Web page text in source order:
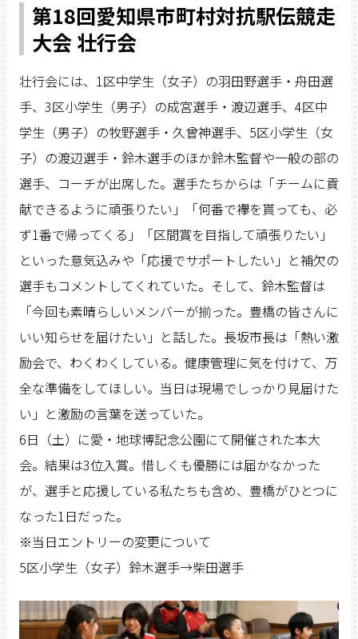
第18回愛知県市町村対抗駅伝競走
大会 壮行会
壮行会には、1区中学生（女子）の羽田野選手・舟田選
手、3区小学生（男子）の成宮選手・渡辺選手、4区中
学生（男子）の牧野選手・久曾神選手、5区小学生（女
子）の渡辺選手・鈴木選手のほか鈴木監督や一般の部の
選手、コーチが出席した。選手たちからは「チームに貢
献できるように頑張りたい」「何番で襷を貰っても、必
ず1番で帰ってくる」「区間賞を目指して頑張りたい」
といった意気込みや「応援でサポートしたい」と補欠の
選手もコメントしてくれていた。そして、鈴木監督は
「今回も素晴らしいメンバーが揃った。豊橋の皆さんに
いい知らせを届けたい」と話した。長坂市長は「熱い激
励会で、わくわくしている。健康管理に気を付けて、万
全な準備をしてほしい。当日は現場でしっかり見届けた
い」と激励の言葉を送っていた。
6日（土）に愛・地球博記念公園にて開催された本大
会。結果は3位入賞。惜しくも優勝には届かなかった
が、選手と応援している私たちも含め、豊橋がひとつに
なった1日だった。
※当日エントリーの変更について
5区小学生（女子）鈴木選手→柴田選手